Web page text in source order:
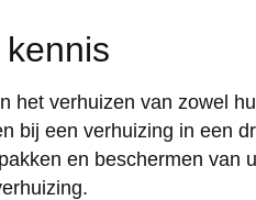
verhuizen van zowel
bij een verhuizing in een
en beschermen van